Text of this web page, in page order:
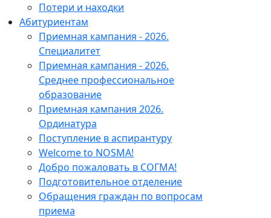
Потери и находки
Абитуриентам
Приемная кампания - 2026.
Специалитет
Приемная кампания - 2026.
Среднее профессиональное
образование
Приемная кампания 2026.
Ординатура
Поступление в аспирантуру
Welcome to NOSMA!
Добро пожаловать в СОГМА!
Подготовительное отделение
Обращения граждан по вопросам
приема